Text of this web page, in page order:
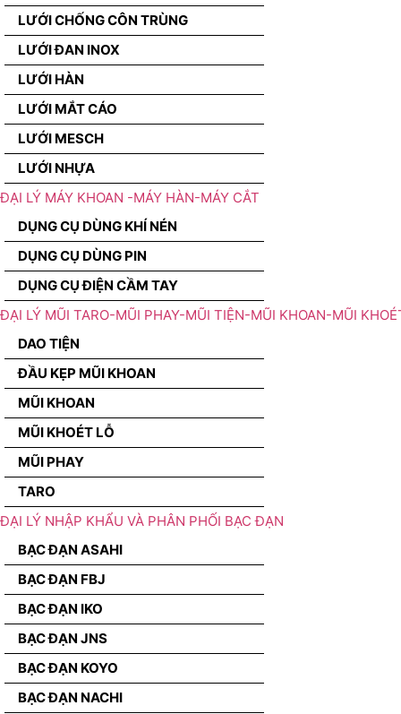
LƯỚI CHỐNG CÔN TRÙNG
LƯỚI ĐAN INOX
LƯỚI HÀN
LƯỚI MẮT CÁO
LƯỚI MESCH
LƯỚI NHỰA
ĐẠI LÝ MÁY KHOAN -MÁY HÀN-MÁY CẮT
DỤNG CỤ DÙNG KHÍ NÉN
DỤNG CỤ DÙNG PIN
DỤNG CỤ ĐIỆN CẦM TAY
ĐẠI LÝ MŨI TARO-MŨI PHAY-MŨI TIỆN-MŨI KHOAN-MŨI
DAO TIỆN
ĐẦU KẸP MŨI KHOAN
MŨI KHOAN
MŨI KHOÉT LỖ
MŨI PHAY
TARO
ĐẠI LÝ NHẬP KHẨU VÀ PHÂN PHỐI BẠC ĐẠN
BẠC ĐẠN ASAHI
BẠC ĐẠN FBJ
BẠC ĐẠN IKO
BẠC ĐẠN JNS
BẠC ĐẠN KOYO
BẠC ĐẠN NACHI